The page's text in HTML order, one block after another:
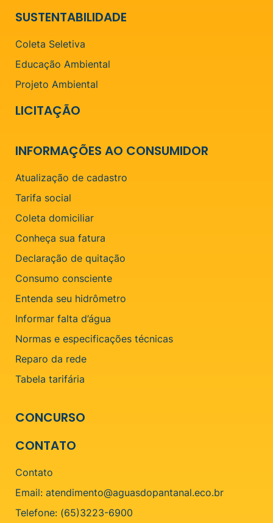
SUSTENTABILIDADE
Coleta Seletiva
Educação Ambiental
Projeto Ambiental
LICITAÇÃO
INFORMAÇÕES AO CONSUMIDOR
Atualização de cadastro
Tarifa social
Coleta domiciliar
Conheça sua fatura
Declaração de quitação
Consumo consciente
Entenda seu hidrômetro
Informar falta d’água
Normas e especificações técnicas
Reparo da rede
Tabela tarifária
CONCURSO
CONTATO
Contato
Email: atendimento@aguasdopantanal.eco.br
Telefone: (65)3223-6900